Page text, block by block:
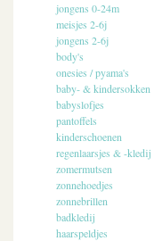
jongens 0-24m
meisjes 2-6j
jongens 2-6j
body's
onesies / pyama's
baby- & kindersokken
babyslofjes
pantoffels
kinderschoenen
regenlaarsjes & -kledij
zomermutsen
zonnehoedjes
zonnebrillen
badkledij
haarspeldjes